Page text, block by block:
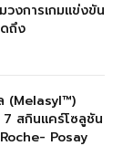
งการเกมแข่งขัน
ถึง
(Melasyl™)
7 สกินแคร์โซลูชัน
Posay